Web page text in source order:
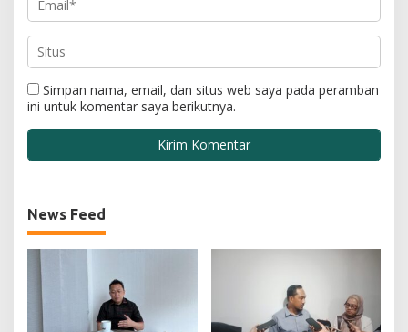
Simpan nama, email, dan situs web saya pada peramban
ini untuk komentar saya berikutnya.
News Feed